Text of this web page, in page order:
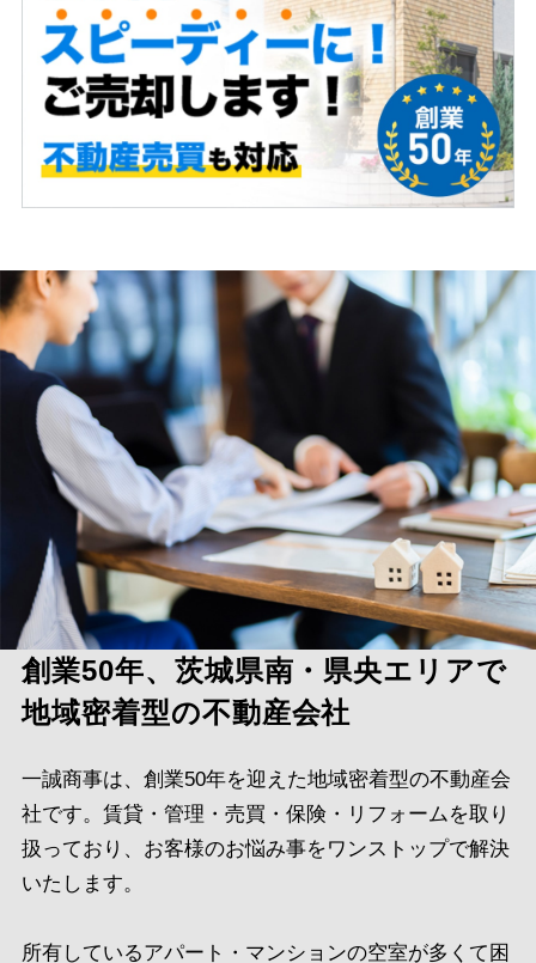
創業50年、茨城県南・県央エリアで
地域密着型の不動産会社
一誠商事は、創業50年を迎えた地域密着型の不動産会
社です。賃貸・管理・売買・保険・リフォームを取り
扱っており、お客様のお悩み事をワンストップで解決
いたします。
所有しているアパート・マンションの空室が多くて困